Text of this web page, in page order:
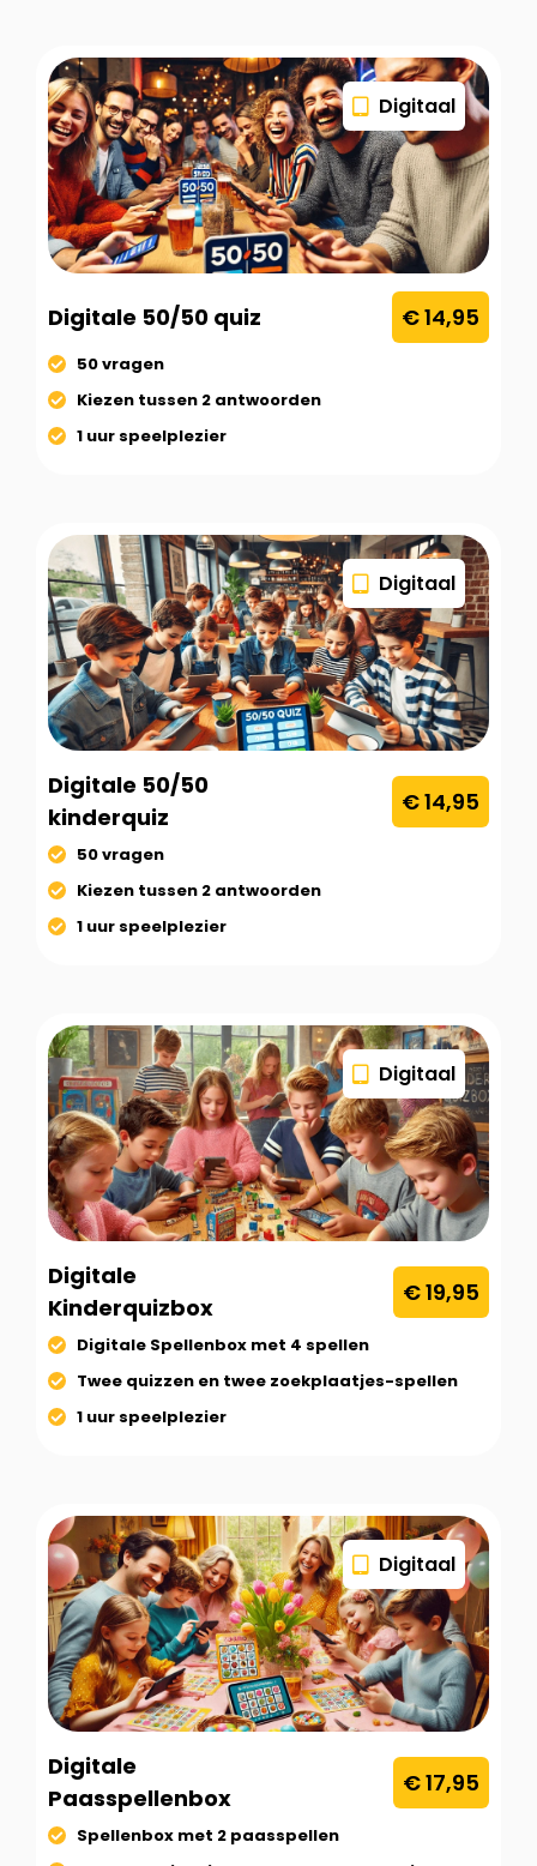
Digitaal
Digitale 50/50 quiz € 14,95
50 vragen
Kiezen tussen 2 antwoorden
1 uur speelplezier
Digitaal
Digitale 50/50
kinderquiz
€ 14,95
50 vragen
Kiezen tussen 2 antwoorden
1 uur speelplezier
Digitaal
Digitale
Kinderquizbox
€ 19,95
Digitale Spellenbox met 4 spellen
Twee quizzen en twee zoekplaatjes-spellen
1 uur speelplezier
Digitaal
Digitale
Paasspellenbox
€ 17,95
Spellenbox met 2 paasspellen